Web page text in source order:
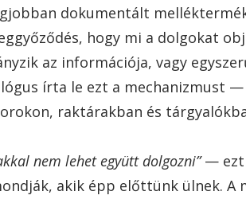
dokumentált
hogy mi a dolgokat
az információja, vagy
írta le ezt a mechanizmust
raktárakban és
nem lehet együtt dolgozni”— ezt
akik épp előttünk ülnek. A